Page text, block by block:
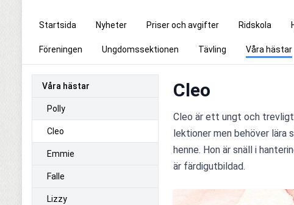
Startsida Nyheter Priser och avgifter Ridskola
Föreningen Ungdomssektionen Tävling Våra hästar
Våra hästar
Polly
Cleo
Emmie
Falle
Lizzy
Cleo
Cleo är ett ungt och
lektioner men behöver lära
henne. Hon är snäll i
är färdigutbildad.